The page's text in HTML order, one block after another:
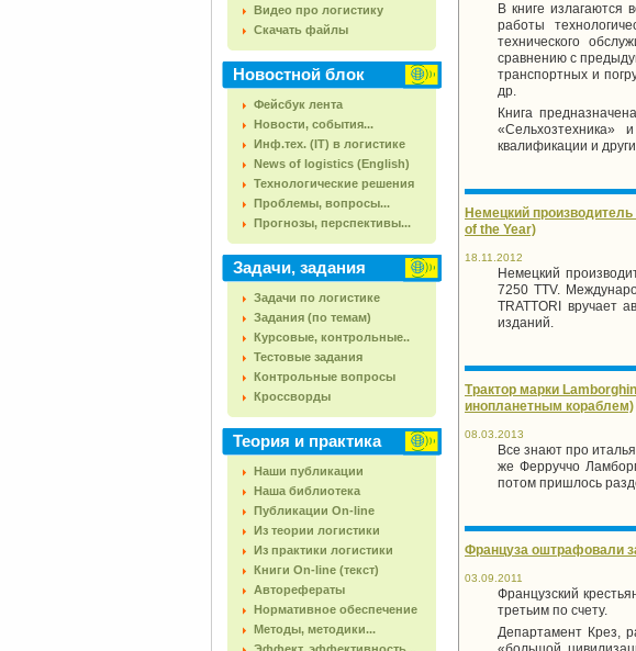
Видео про логистику
Скачать файлы
Новостной блок
Фейсбук лента
Новости, события...
Инф.тех. (IT) в логистике
News of logistics (English)
Технологические решения
Проблемы, вопросы...
Прогнозы, перспективы...
Задачи, задания
Задачи по логистике
Задания (по темам)
Курсовые, контрольные..
Тестовые задания
Контрольные вопросы
Кроссворды
Теория и практика
Наши публикации
Наша библиотека
Публикации On-line
Из теории логистики
Из практики логистики
Книги On-line (текст)
Авторефераты
Нормативное обеспечение
Методы, методики...
В книге излагаются
работы
технического
сравнению с
транспортных и
др.
Книга
«Сельхозтехника»
квалификации и
Немецкий
of the Year)
18.11.2012
Немецкий
7250 TTV.
TRATTORI вручает
изданий.
Трактор марки
инопланетным кораблем)
08.03.2013
Все знают про
же Ферруччо
потом пришлось
Француза оштрафовали
03.09.2011
Французский
третьим по счету.
Департамент Крез,